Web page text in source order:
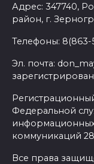
Адрес: 347740,
район, г.
Телефоны: 8(863-
Эл. почта:
Федеральной
коммуникаций
Все права